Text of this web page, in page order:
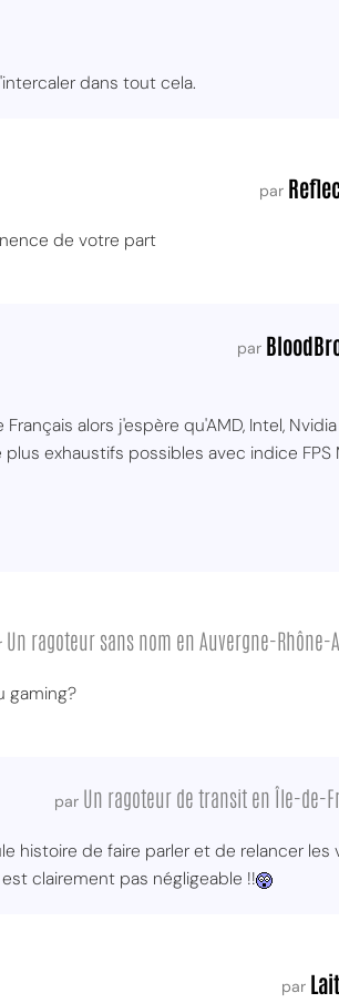
dans tout cela.
par
de votre part
par
alors j'espère qu'AMD, Intel,
exhaustifs possibles avec indice FPS
Un ragoteur sans nom en Auvergne-Rhône-
gaming?
par Un ragoteur de transit en Île-de-
histoire de faire parler et de relancer les
clairement pas négligeable !!
par